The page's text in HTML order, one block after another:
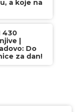
a koje na
430
|
Do
za dan!